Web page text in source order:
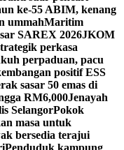
ke-55 ABIM, kenang
ummahMaritim
SAREX 2026JKOM
perkasa
perpaduan, pacu
positif ESS
sasar 50 emas di
RM6,000Jenayah
SelangorPokok
masa untuk
bersedia terajui
Penduduk kampung